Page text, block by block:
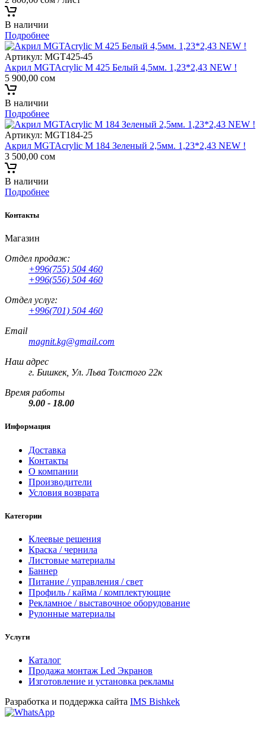
В наличии
Подробнее
Артикул: MGT425-45
Акрил MGTAcrylic M 425 Белый 4,5мм. 1,23*2,43 NEW !
5 900,00 сом
В наличии
Подробнее
Артикул: MGT184-25
Акрил MGTAcrylic M 184 Зеленый 2,5мм. 1,23*2,43 NEW !
3 500,00 сом
В наличии
Подробнее
Контакты
Магазин
Отдел продаж:
+996(755) 504 460
+996(556) 504 460
Отдел услуг:
+996(701) 504 460
Email
magnit.kg@gmail.com
Наш адрес
г. Бишкек, Ул. Льва Толстого 22к
Время работы
9.00 - 18.00
Информация
Доставка
Контакты
О компании
Производители
Условия возврата
Категории
Клеевые решения
Краска / чернила
Листовые материалы
Баннер
Питание / управления / свет
Профиль / кайма / комплектующие
Рекламное / выставочное оборудование
Рулонные материалы
Услуги
Каталог
Продажа монтаж Led Экранов
Изготовление и установка рекламы
Разработка и поддержка сайта IMS Bishkek